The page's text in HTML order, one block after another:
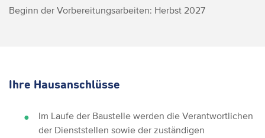
Beginn der Vorbereitungsarbeiten: Herbst 2027
Ihre Hausanschlüsse
Im Laufe der Baustelle werden die Verantwortlichen
der Dienststellen sowie der zuständigen